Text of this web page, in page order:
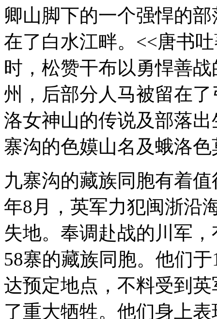
卿山脚下的一个强悍的
在了白水江畔。<<唐书
时，松赞干布以勇悍善
州，后部分人马被留在
洛女神山的传说及部落
寨沟的色嫫山名及蛾洛
九寨沟的藏族同胞有着
年8月，英军力犯闽浙沿
失地。奉调赴战的川军
58寨的藏族同胞。他们
达预定地点，不料受到
了重大牺牲。他们身上